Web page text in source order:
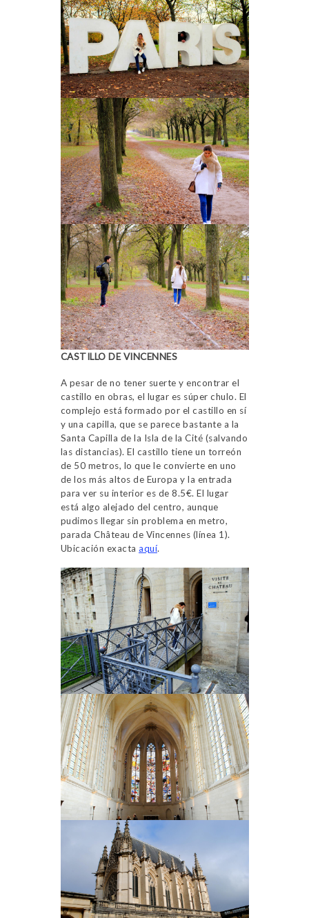
CASTILLO DE VINCENNES
A pesar de no tener suerte y encontrar el
castillo en obras, el lugar es súper chulo. El
complejo está formado por el castillo en sí
y una capilla, que se parece bastante a la
Santa Capilla de la Isla de la Cité (salvando
las distancias). El castillo tiene un torreón
de 50 metros, lo que le convierte en uno
de los más altos de Europa y la entrada
para ver su interior es de 8.5€. El lugar
está algo alejado del centro, aunque
pudimos llegar sin problema en metro,
parada Château de Vincennes (línea 1).
Ubicación exacta aquí.